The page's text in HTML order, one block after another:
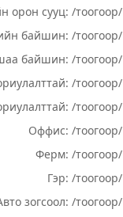
орон сууц: /тоогоор/
байшин: /тоогоор/
байшин: /тоогоор/
/тоогоор/
/тоогоор/
Оффис: /тоогоор/
Ферм: /тоогоор/
Гэр: /тоогоор/
зогсоол: /тоогоор/